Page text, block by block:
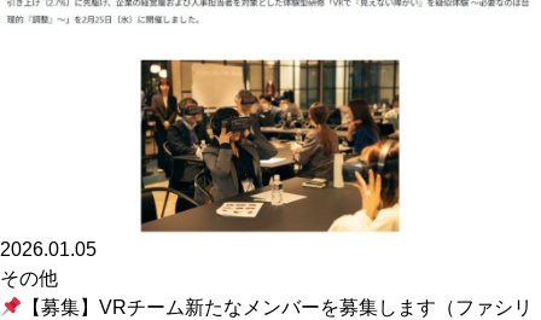
2026.01.05
その他
【募集】VRチーム新たなメンバーを募集します（ファシリ